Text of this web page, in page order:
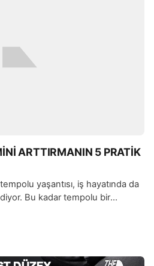
ARTTIRMANIN 5 PRATİK
yaşantısı, iş hayatında da
Bu kadar tempolu bir
düzenine dikkat etmek, sağlıklı